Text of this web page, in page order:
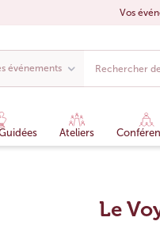
Vos
Ateliers
Le